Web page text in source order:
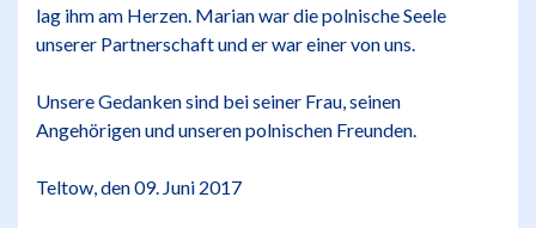
lag ihm am Herzen. Marian war die polnische Seele
unserer Partnerschaft und er war einer von uns.
Unsere Gedanken sind bei seiner Frau, seinen
Angehörigen und unseren polnischen Freunden.
Teltow, den 09. Juni 2017